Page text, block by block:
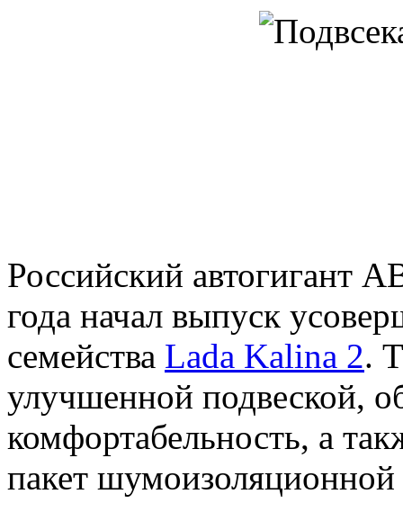
Российский автогигант
года начал выпуск
семейства Lada Kalina 2.
улучшенной подвеской,
комфортабельность, а
пакет